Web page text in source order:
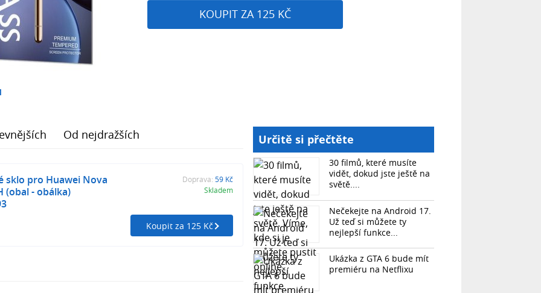
KOUPIT ZA 125 KČ
Od nejdražších
sklo pro Huawei Nova
(obal - obálka)
Doprava: 59 Kč
Skladem
Koupit za 125 Kč
Určitě si přečtěte
30 filmů, které musíte
vidět, dokud jste ještě na
světě....
Nečekejte na Android 17.
Už teď si můžete ty
nejlepší funkce...
Ukázka z GTA 6 bude mít
premiéru na Netflixu